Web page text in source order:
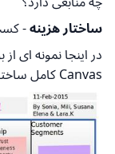
ساختار هزینه-
Canvas کامل ساخته شده برای نانوایی آورده شده است.